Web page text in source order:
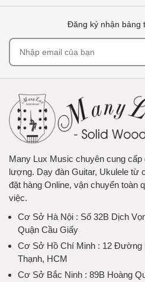
Đăng ký nhận bảng
Many Lux Music chuyên cung cấp
lượng. Dạy đàn Guitar, Ukulele từ
đặt hàng Online, vận chuyển toàn
việc.
Cơ Sở Hà Nội : Số 32B Dịch
Quận Cầu Giấy
Cơ Sở Hồ Chí Minh : 12 Đường
Thạnh, HCM
Cơ Sở Bắc Ninh : 89B Hoàng